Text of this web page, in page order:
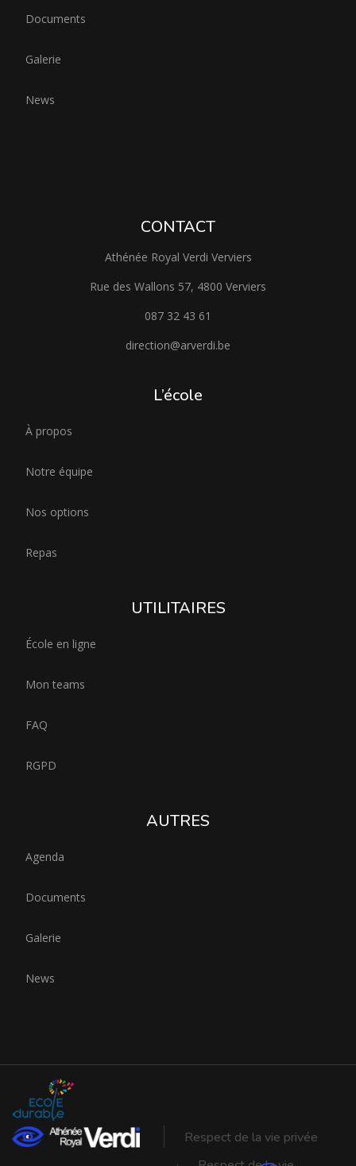
Documents
Galerie
News
CONTACT
Athénée Royal Verdi Verviers
Rue des Wallons 57, 4800 Verviers
087 32 43 61
direction@arverdi.be
L’école
À propos
Notre équipe
Nos options
Repas
UTILITAIRES
École en ligne
Mon teams
FAQ
RGPD
AUTRES
Agenda
Documents
Galerie
News
Respect de la vie privée